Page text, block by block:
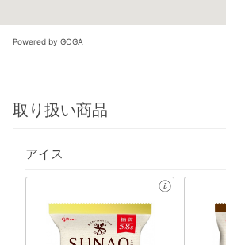
Powered by GOGA
取り扱い商品
アイス